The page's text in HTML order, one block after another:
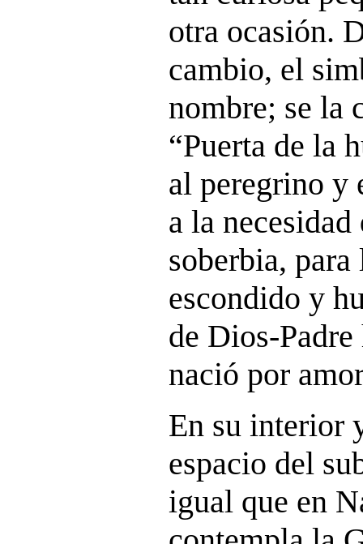
otra ocasión.
cambio, el
nombre; se la
“Puerta de la
al peregrino y
a la
soberbia,
escondido y
de Dios-
nació por
En su interior
espacio del
igual que en